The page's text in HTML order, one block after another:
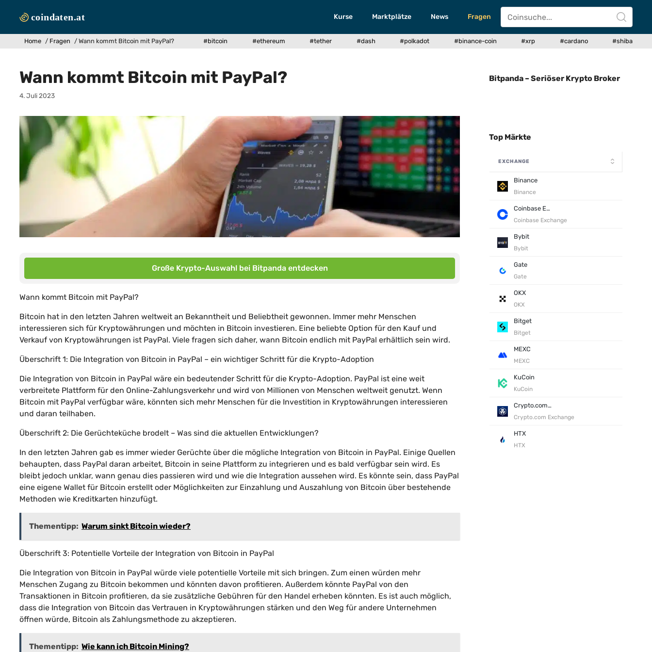
Inhalt
Kurse Marktplätze News Fragen
Home / Fragen / Wann kommt Bitcoin mit PayPal? #bitcoin #ethereum #tether #dash #polkadot #binance-coin #xrp #cardano #shiba
Wann kommt Bitcoin mit PayPal?
4. Juli 2023
Große Krypto-Auswahl bei Bitpanda entdecken
Wann kommt Bitcoin mit PayPal?
Bitcoin hat in den letzten Jahren weltweit an Bekanntheit und Beliebtheit gewonnen. Immer mehr Menschen
interessieren sich für Kryptowährungen und möchten in Bitcoin investieren. Eine beliebte Option für den Kauf und
Verkauf von Kryptowährungen ist PayPal. Viele fragen sich daher, wann Bitcoin endlich mit PayPal erhältlich sein wird.
Überschrift 1: Die Integration von Bitcoin in PayPal – ein wichtiger Schritt für die Krypto-Adoption
Die Integration von Bitcoin in PayPal wäre ein bedeutender Schritt für die Krypto-Adoption. PayPal ist eine weit
verbreitete Plattform für den Online-Zahlungsverkehr und wird von Millionen von Menschen weltweit genutzt. Wenn
Bitcoin mit PayPal verfügbar wäre, könnten sich mehr Menschen für die Investition in Kryptowährungen interessieren
und daran teilhaben.
Überschrift 2: Die Gerüchteküche brodelt – Was sind die aktuellen Entwicklungen?
In den letzten Jahren gab es immer wieder Gerüchte über die mögliche Integration von Bitcoin in PayPal. Einige Quellen
behaupten, dass PayPal daran arbeitet, Bitcoin in seine Plattform zu integrieren und es bald verfügbar sein wird. Es
bleibt jedoch unklar, wann genau dies passieren wird und wie die Integration aussehen wird. Es könnte sein, dass PayPal
eine eigene Wallet für Bitcoin erstellt oder Möglichkeiten zur Einzahlung und Auszahlung von Bitcoin über bestehende
Methoden wie Kreditkarten hinzufügt.
Thementipp: Warum sinkt Bitcoin wieder?
Überschrift 3: Potentielle Vorteile der Integration von Bitcoin in PayPal
Die Integration von Bitcoin in PayPal würde viele potentielle Vorteile mit sich bringen. Zum einen würden mehr
Menschen Zugang zu Bitcoin bekommen und könnten davon profitieren. Außerdem könnte PayPal von den
Transaktionen in Bitcoin profitieren, da sie zusätzliche Gebühren für den Handel erheben könnten. Es ist auch möglich,
dass die Integration von Bitcoin das Vertrauen in Kryptowährungen stärken und den Weg für andere Unternehmen
öffnen würde, Bitcoin als Zahlungsmethode zu akzeptieren.
Thementipp: Wie kann ich Bitcoin Mining?
Bitpanda – Seriöser Krypto Broker
Top Märkte
EXCHANGE
Binance
Binance
Coinbase Exchange
Coinbase Exchange
Bybit
Bybit
Gate
Gate
OKX
OKX
Bitget
Bitget
MEXC
MEXC
KuCoin
KuCoin
Crypto.com Exchange
Crypto.com Exchange
HTX
HTX